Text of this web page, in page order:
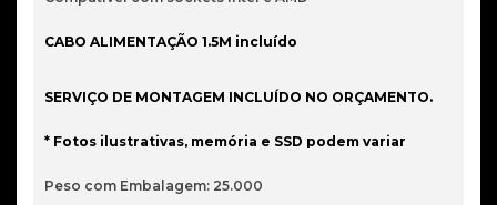
CABO ALIMENTAÇÃO 1.5M incluído
SERVIÇO DE MONTAGEM INCLUÍDO NO ORÇAMENTO.
* Fotos ilustrativas, memória e SSD podem variar
Peso com Embalagem: 25.000